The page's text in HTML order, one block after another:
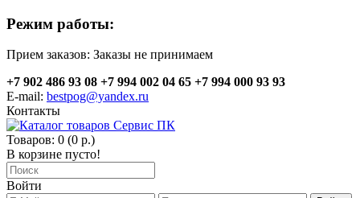
Режим работы:
Прием заказов: Заказы не принимаем
+7 902 486 93 08 +7 994 002 04 65 +7 994 000 93 93
E-mail: bestpog@yandex.ru
Контакты
Товаров: 0 (0 р.)
В корзине пусто!
Войти